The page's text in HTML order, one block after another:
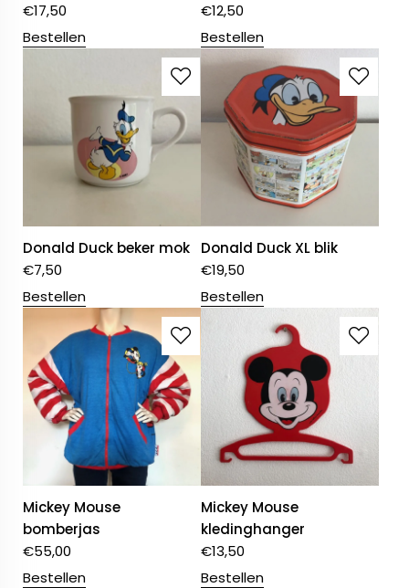
€17,50
Bestellen
€12,50
Bestellen
Donald Duck beker mok
€7,50
Bestellen
Donald Duck XL blik
€19,50
Bestellen
Mickey Mouse
bomberjas
€55,00
Bestellen
Mickey Mouse
kledinghanger
€13,50
Bestellen